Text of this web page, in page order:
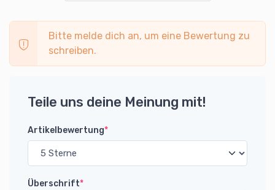
Bitte melde dich an, um eine Bewertung zu
schreiben.
Teile uns deine Meinung mit!
Artikelbewertung*
Überschrift*